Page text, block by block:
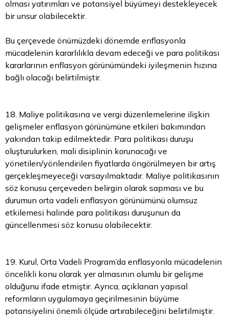
olması yatırımları ve potansiyel büyümeyi destekleyecek
bir unsur olabilecektir.
Bu çerçevede önümüzdeki dönemde enflasyonla
mücadelenin kararlılıkla devam edeceği ve para politikası
kararlarının enflasyon görünümündeki iyileşmenin hızına
bağlı olacağı belirtilmiştir.
18. Maliye politikasına ve vergi düzenlemelerine ilişkin
gelişmeler enflasyon görünümüne etkileri bakımından
yakından takip edilmektedir. Para politikası duruşu
oluşturulurken, mali disiplinin korunacağı ve
yönetilen/yönlendirilen fiyatlarda öngörülmeyen bir artış
gerçekleşmeyeceği varsayılmaktadır. Maliye politikasının
söz konusu çerçeveden belirgin olarak sapması ve bu
durumun orta vadeli enflasyon görünümünü olumsuz
etkilemesi halinde para politikası duruşunun da
güncellenmesi söz konusu olabilecektir.
19. Kurul, Orta Vadeli Program’da enflasyonla mücadelenin
öncelikli konu olarak yer almasının olumlu bir gelişme
olduğunu ifade etmiştir. Ayrıca, açıklanan yapısal
reformların uygulamaya geçirilmesinin büyüme
potansiyelini önemli ölçüde artırabileceğini belirtilmiştir.